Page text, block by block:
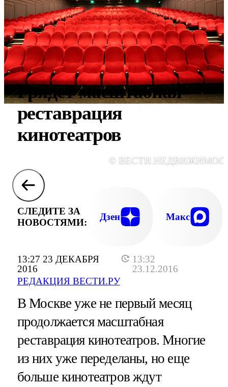
13:27 23 ДЕКАБРЯ
2016
13:32
23.12.2016
РЕДАКЦИЯ ВЕСТИ.РУ
Грядет масштабная
реставрация
кинотеатров
©
СЛЕДИТЕ ЗА
НОВОСТЯМИ:
Дзен Макс
В Москве уже не первый месяц
продолжается масштабная
реставрация кинотеатров. Многие
из них уже переделаны, но еще
больше кинотеатров ждут